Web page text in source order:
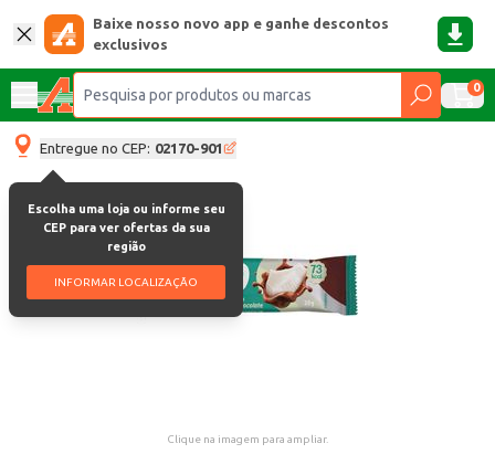
Baixe nosso novo app e ganhe descontos
exclusivos
0
Entregue no CEP: 02170-901
Escolha uma loja ou informe seu
CEP para ver ofertas da sua
região
INFORMAR LOCALIZAÇÃO
Clique na imagem para ampliar.